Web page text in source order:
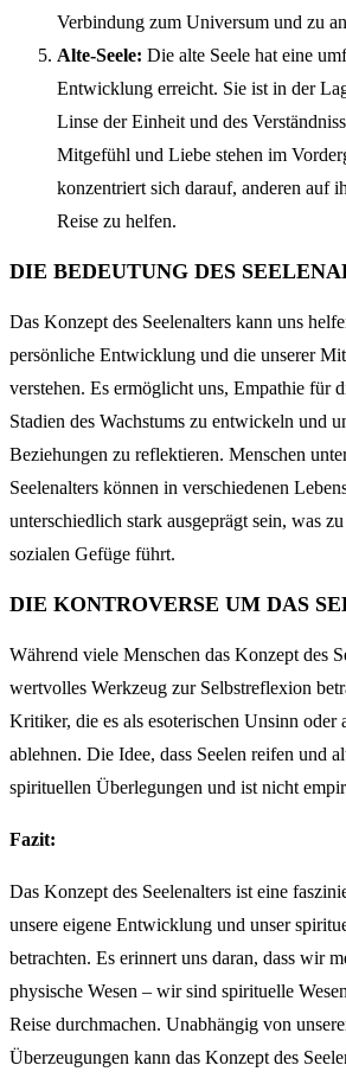
Verbindung zum Universum und zu
Alte-Seele: Die alte Seele hat eine
Entwicklung erreicht. Sie ist in der
Linse der Einheit und des
Mitgefühl und Liebe stehen im
konzentriert sich darauf, anderen auf
Reise zu helfen.
DIE BEDEUTUNG DES
Das Konzept des Seelenalters kann uns
persönliche Entwicklung und die unserer
verstehen. Es ermöglicht uns, Empathie für
Stadien des Wachstums zu entwickeln und
Beziehungen zu reflektieren. Menschen
Seelenalters können in verschiedenen
unterschiedlich stark ausgeprägt sein, was
sozialen Gefüge führt.
DIE KONTROVERSE UM DAS
Während viele Menschen das Konzept des
wertvolles Werkzeug zur Selbstreflexion
Kritiker, die es als esoterischen Unsinn oder
ablehnen. Die Idee, dass Seelen reifen und
spirituellen Überlegungen und ist nicht
Fazit:
Das Konzept des Seelenalters ist eine
unsere eigene Entwicklung und unser
betrachten. Es erinnert uns daran, dass wir
physische Wesen – wir sind spirituelle
Reise durchmachen. Unabhängig von
Überzeugungen kann das Konzept des